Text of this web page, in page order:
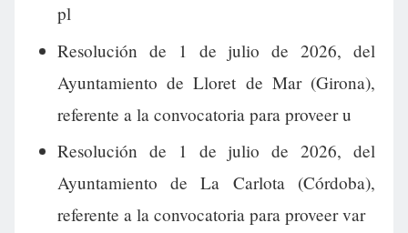
pl
Resolución de 1 de julio de 2026, del
Ayuntamiento de Lloret de Mar (Girona),
referente a la convocatoria para proveer u
Resolución de 1 de julio de 2026, del
Ayuntamiento de La Carlota (Córdoba),
referente a la convocatoria para proveer var